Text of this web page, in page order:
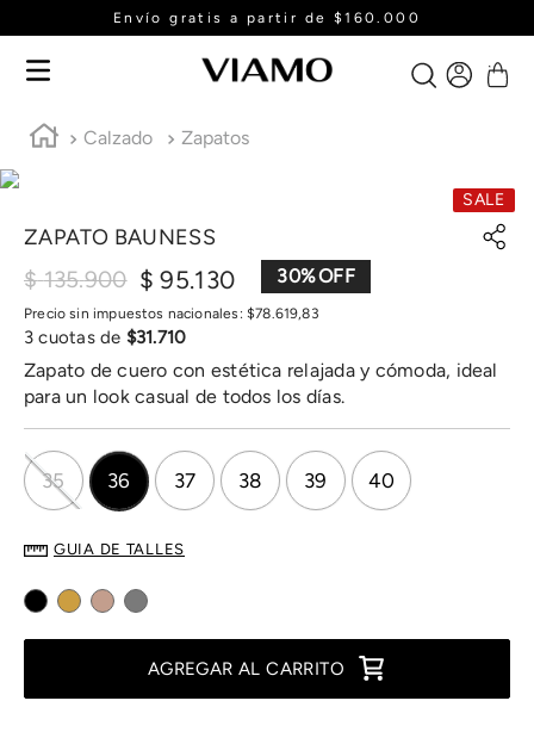
Envío gratis a partir de $160.000
Calzado Zapatos
SALE
ZAPATO BAUNESS
$ 95.130
$ 135.900 30%
Precio sin impuestos nacionales: $78.619,83
3 cuotas de $31.710
Zapato de cuero con estética relajada y cómoda, ideal
para un look casual de todos los días.
35 36 37 38 39 40
GUIA DE TALLES
AGREGAR AL CARRITO